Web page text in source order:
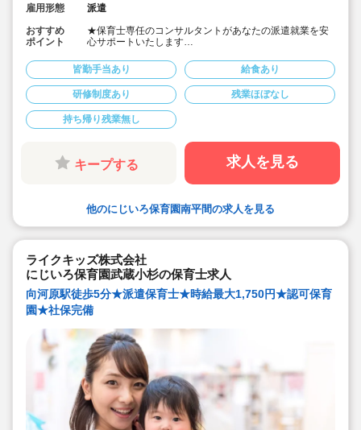
雇用形態
派遣
おすすめ
ポイント
★保育士専任のコンサルタントがあなたの派遣就業を安
心サポートいたします
★時給1,650円～1,750円の求人です
★４月スタートOK！
皆勤手当あり 給食あり
研修制度あり 残業ほぼなし
持ち帰り残業無し
キープする 求人を見る
他のにじいろ保育園南平間の求人を見る
ライクキッズ株式会社
にじいろ保育園武蔵小杉の保育士求人
向河原駅徒歩5分★派遣保育士★時給最大1,750円★認可保育
園★社保完備